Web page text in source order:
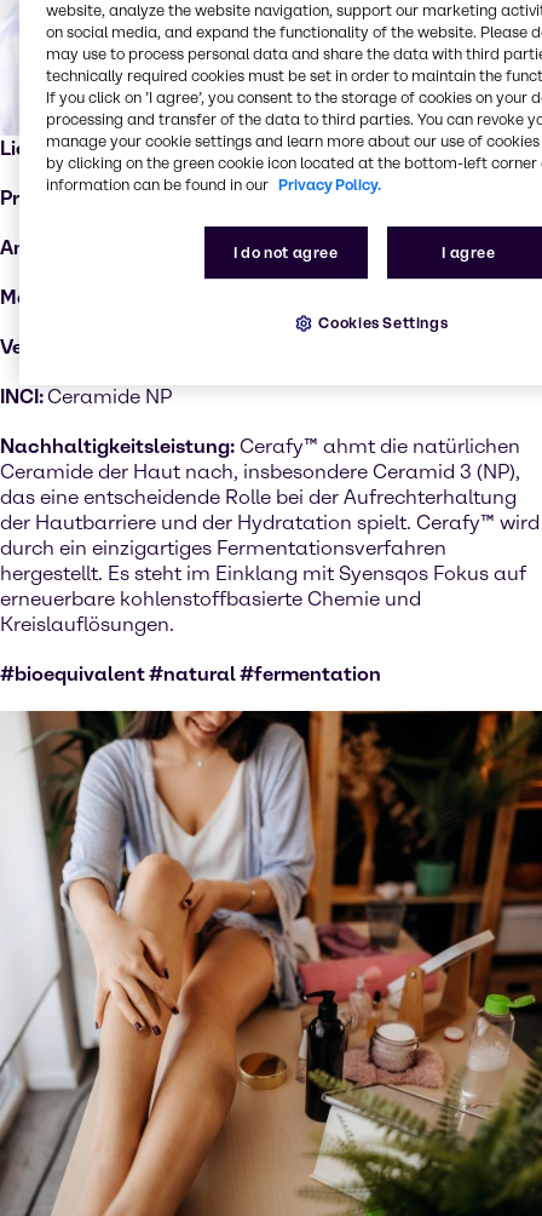
Lieferant:Syensqo
Produkt:Cerafy™
Anwendungen: Anti-Aging-Produkte
Märkte:
Verfügbarkeit:
INCI:Ceramide NP
Nachhaltigkeitsleistung: Cerafy™ ahmt die natürlichen
Ceramide der Haut nach, insbesondere Ceramid 3 (NP),
das eine entscheidende Rolle bei der Aufrechterhaltung
der Hautbarriere und der Hydratation spielt. Cerafy™ wird
durch ein einzigartiges Fermentationsverfahren
hergestellt. Es steht im Einklang mit Syensqos Fokus auf
erneuerbare kohlenstoffbasierte Chemie und
Kreislauflösungen.
#bioequivalent #natural #fermentation
website, analyze the website navigation, support our marketing
on social media, and expand the functionality of the website. Please
may use to process personal data and share the data with third
technically required cookies must be set in order to maintain the
If you click on ’I agree’, you consent to the storage of cookies on your
processing and transfer of the data to third parties. You can revoke
manage your cookie settings and learn more about our use of cookies
by clicking on the green cookie icon located at the bottom-left corner
information can be found in our Privacy Policy.
I do not agree I agree
Cookies Settings